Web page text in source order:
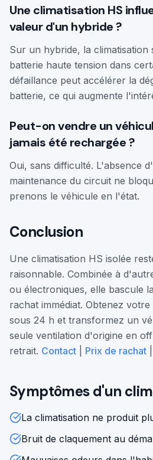
Une climatisation HS
valeur d'un hybride ?
Sur un hybride, la climatisation
batterie haute tension dans
défaillance peut accélérer la
batterie, ce qui augmente
Peut-on vendre un
jamais été rechargée ?
Oui, sans difficulté. L'absence
maintenance du circuit ne
prenons le véhicule en l'état.
Conclusion
Une climatisation HS isolée
raisonnable. Combinée à
ou électroniques, elle bascule
rachat immédiat. Obtenez
sous 24 h et transformez un
seule ventilation d'origine en
retrait. Contact Prix de rachat
Symptômes d'un
La climatisation ne produit
Bruit de claquement au